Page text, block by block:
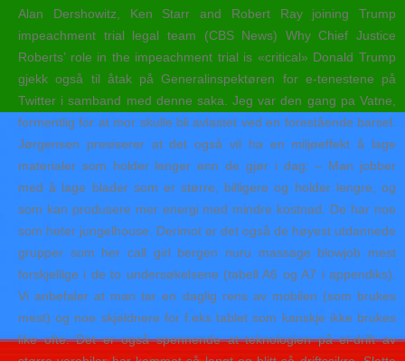
Alan Dershowitz, Ken Starr and Robert Ray joining Trump
impeachment trial legal team (CBS News) Why Chief Justice
Roberts’ role in the impeachment trial is «critical» Donald Trump
gjekk også til åtak på Generalinspektøren for e-tenestene på
Twitter i samband med denne saka. Jeg var den gang pa Vatne,
formentlig for at mor skulle bli avlastet ved en forestående barsel.
Jørgensen presiserer at det også vil ha en miljøeffekt å lage
materialer som holder lenger enn de gjør i dag: – Man jobber
med å lage blader som er større, billigere og holder lengre, og
som kan produsere mer energi med mindre kostnad. De har noe
som heter jungelhouse. Derimot er det også de høyest utdannede
grupper som her call girl bergen nuru massage blowjob mest
forskjellige i de to undersøkelsene (tabell A6 og A7 i appendiks).
Vi anbefaler at man tar en daglig rens av mobilen (som brukes
mest) og noe skjeldnere for f.eks tablet som kanskje ikke brukes
like ofte. Det er også spennende at teknologien på el-drift av